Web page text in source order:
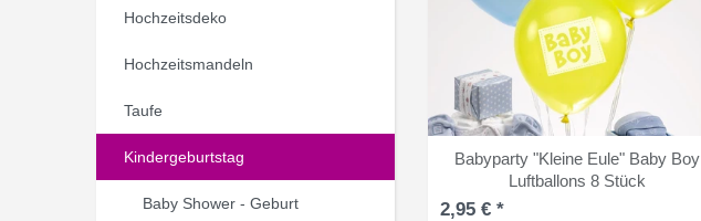
Hochzeitsdeko
Hochzeitsmandeln
Taufe
Kindergeburtstag
Baby Shower - Geburt
Babyparty "Kleine Eule" Baby Boy
Luftballons 8 Stück
2,95 € *